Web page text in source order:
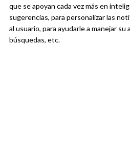
que se apoyan cada vez más en
sugerencias, para personalizar las
al usuario, para ayudarle a manejar su
búsquedas, etc.